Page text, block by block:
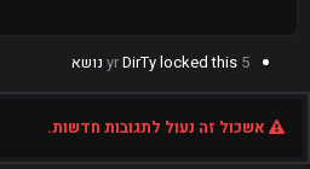
5 yr
DirTylocked this נושא
אשכול זה נעול לתגובות חדשות.